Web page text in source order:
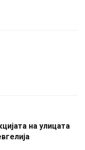
на улицата